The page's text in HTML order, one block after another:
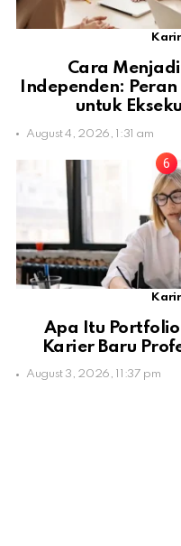
Karir
Cara
Independen:
untuk
August 4, 2026, 1:31 am
Karir
Apa Itu Portfolio
Karier Baru
August 3, 2026, 11:37 pm